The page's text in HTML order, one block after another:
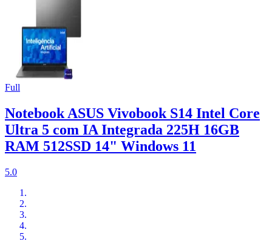
Full
Notebook ASUS Vivobook S14 Intel Core
Ultra 5 com IA Integrada 225H 16GB
RAM 512SSD 14" Windows 11
5.0